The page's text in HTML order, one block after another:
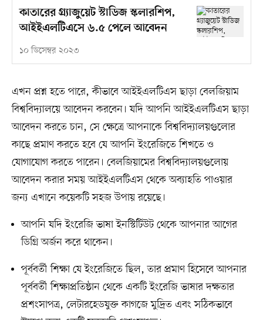
কাতারের গ্র্যাজুয়েট স্টাডিজ স্কলারশিপ,
আইইএলটিএসে ৬.৫ পেলে আবেদন
১০ ডিসেম্বর ২০২৩
এখন প্রশ্ন হতে পারে, কীভাবে আইইএলটিএস ছাড়া বেলজিয়াম
বিশ্ববিদ্যালয়ে আবেদন করবেন। যদি আপনি আইইএলটিএস ছাড়া
আবেদন করতে চান, সে ক্ষেত্রে আপনাকে বিশ্ববিদ্যালয়গুলোর
কাছে প্রমাণ করতে হবে যে আপনি ইংরেজিতে শিখতে ও
যোগাযোগ করতে পারেন। বেলজিয়ামের বিশ্ববিদ্যালয়গুলোয়
আবেদন করার সময় আইইএলটিএস থেকে অব্যাহতি পাওয়ার
জন্য এখানে কয়েকটি সহজ উপায় রয়েছে।
আপনি যদি ইংরেজি ভাষা ইনস্টিটিউট থেকে আপনার আগের
ডিগ্রি অর্জন করে থাকেন।
পূর্ববর্তী শিক্ষা যে ইংরেজিতে ছিল, তার প্রমাণ হিসেবে আপনার
পূর্ববর্তী শিক্ষাপ্রতিষ্ঠান থেকে একটি ইংরেজি ভাষার দক্ষতার
প্রশংসাপত্র, লেটারহেডযুক্ত কাগজে মুদ্রিত এবং সঠিকভাবে